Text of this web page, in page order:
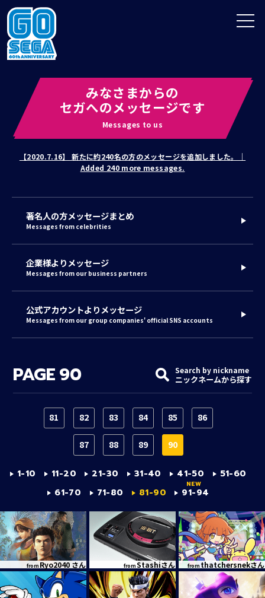
EN
みなさまからの
セガへのメッセージです
Messages to us
【2020.7.16】 新たに約240名の方のメッセージを追加しました。｜
Added 240 more messages.
著名人の方メッセージまとめ
Messages from celebrities
企業様よりメッセージ
Messages from our business partners
公式アカウントよりメッセージ
Messages from our group companies' official SNS accounts
PAGE90 Search by nickname
ニックネームから探す
81 82 83 84 85 86
87 88 89 90
1-10 11-20 21-30 31-40 41-50
51-60
61-70
71-80 81-90 91-94
from Ryo2040 さん fromStashiさん from thatchersnekさん